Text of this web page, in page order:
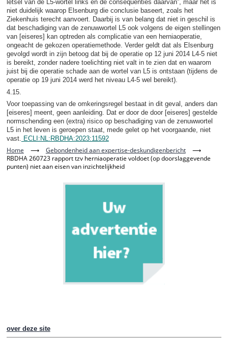
letsel van de L5-wortel links en de consequenties daarvan”, maar het is
niet duidelijk waarop Elsenburg die conclusie baseert, zoals het
Ziekenhuis terecht aanvoert. Daarbij is van belang dat niet in geschil is
dat beschadiging van de zenuwwortel L5 ook volgens de eigen stellingen
van [eiseres] kan optreden als complicatie van een herniaoperatie,
ongeacht de gekozen operatiemethode. Verder geldt dat als Elsenburg
gevolgd wordt in zijn betoog dat bij de operatie op 12 juni 2014 L4-5 niet
is bereikt, zonder nadere toelichting niet valt in te zien dat en waarom
juist bij die operatie schade aan de wortel van L5 is ontstaan (tijdens de
operatie op 19 juni 2014 werd het niveau L4-5 wel bereikt).
4.15.
Voor toepassing van de omkeringsregel bestaat in dit geval, anders dan
[eiseres] meent, geen aanleiding. Dat er door de door [eiseres] gestelde
normschending een (extra) risico op beschadiging van de zenuwwortel
L5 in het leven is geroepen staat, mede gelet op het voorgaande, niet
vast. ECLI:NL:RBDHA:2023:11592
Home ⟶ Gebondenheid aan expertise-deskundigenbericht
⟶
RBDHA 260723 rapport tzv herniaoperatie voldoet (op doorslaggevende
punten) niet aan eisen van inzichtelijkheid
over deze site